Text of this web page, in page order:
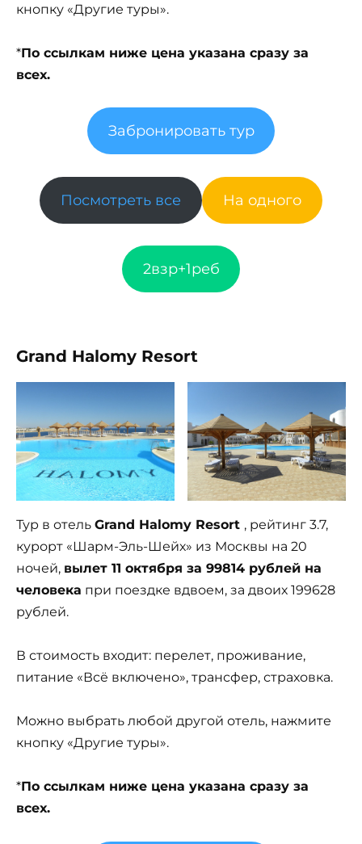
кнопку «Другие туры».
*По ссылкам ниже цена указана сразу за
всех.
Забронировать тур
Посмотреть все На одного
2взр+1реб
Grand Halomy Resort
Тур в отель Grand Halomy Resort , рейтинг 3.7,
курорт «Шарм-Эль-Шейх» из Москвы на 20
ночей, вылет 11 октября за 99814 рублей на
человека при поездке вдвоем, за двоих 199628
рублей.
В стоимость входит: перелет, проживание,
питание «Всё включено», трансфер, страховка.
Можно выбрать любой другой отель, нажмите
кнопку «Другие туры».
*По ссылкам ниже цена указана сразу за
всех.